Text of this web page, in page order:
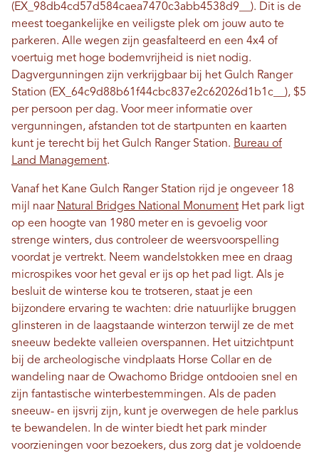
(EX_98db4cd57d584caea7470c3abb4538d9__). Dit is de
meest toegankelijke en veiligste plek om jouw auto te
parkeren. Alle wegen zijn geasfalteerd en een 4x4 of
voertuig met hoge bodemvrijheid is niet nodig.
Dagvergunningen zijn verkrijgbaar bij het Gulch Ranger
Station (EX_64c9d88b61f44cbc837e2c62026d1b1c__), $5
per persoon per dag. Voor meer informatie over
vergunningen, afstanden tot de startpunten en kaarten
kunt je terecht bij het Gulch Ranger Station. Bureau of
Land Management.
Vanaf het Kane Gulch Ranger Station rijd je ongeveer 18
mijl naar Natural Bridges National Monument Het park ligt
op een hoogte van 1980 meter en is gevoelig voor
strenge winters, dus controleer de weersvoorspelling
voordat je vertrekt. Neem wandelstokken mee en draag
microspikes voor het geval er ijs op het pad ligt. Als je
besluit de winterse kou te trotseren, staat je een
bijzondere ervaring te wachten: drie natuurlijke bruggen
glinsteren in de laagstaande winterzon terwijl ze de met
sneeuw bedekte valleien overspannen. Het uitzichtpunt
bij de archeologische vindplaats Horse Collar en de
wandeling naar de Owachomo Bridge ontdooien snel en
zijn fantastische winterbestemmingen. Als de paden
sneeuw- en ijsvrij zijn, kunt je overwegen de hele parklus
te bewandelen. In de winter biedt het park minder
voorzieningen voor bezoekers, dus zorg dat je voldoende